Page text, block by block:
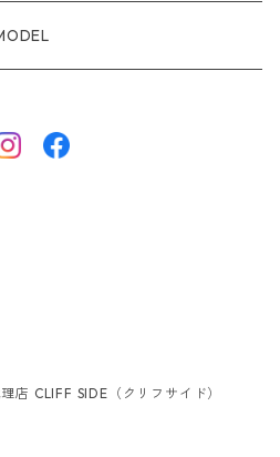
店 CLIFF SIDE（クリフサイド）